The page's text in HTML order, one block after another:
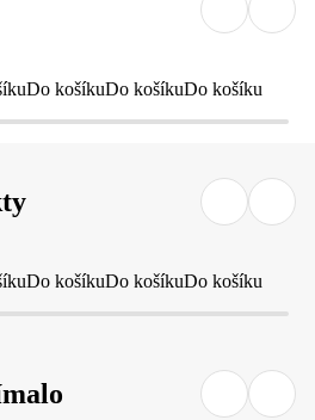
Do košíkuDo košíkuDo košíku
Do košíkuDo košíkuDo košíku